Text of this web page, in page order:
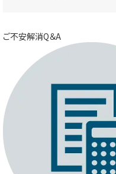
ご不安解消Q＆A